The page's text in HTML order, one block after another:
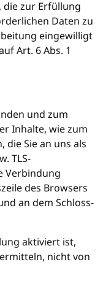
die zur Erfüllung
Daten zu
eingewilligt
Art. 6 Abs. 1
und zum
Inhalte, wie zum
die Sie an uns als
TLS-
Verbindung
des Browsers
an dem Schloss-
aktiviert ist,
nicht von